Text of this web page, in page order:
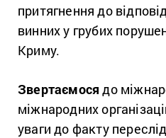
притягнення до
винних у грубих
Криму.
Звертаємося до
міжнародних
уваги до факту